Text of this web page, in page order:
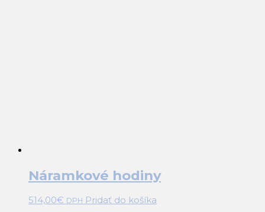
Náramkové hodiny
514,00€ DPH Pridať do košíka